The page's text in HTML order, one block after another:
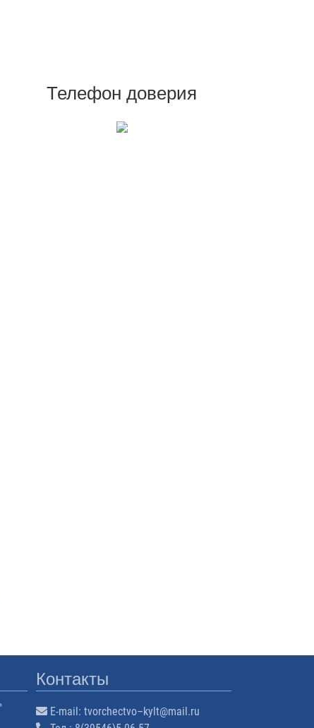
Телефон доверия
Контакты
E-mail: tvorchectvo–kylt@mail.ru